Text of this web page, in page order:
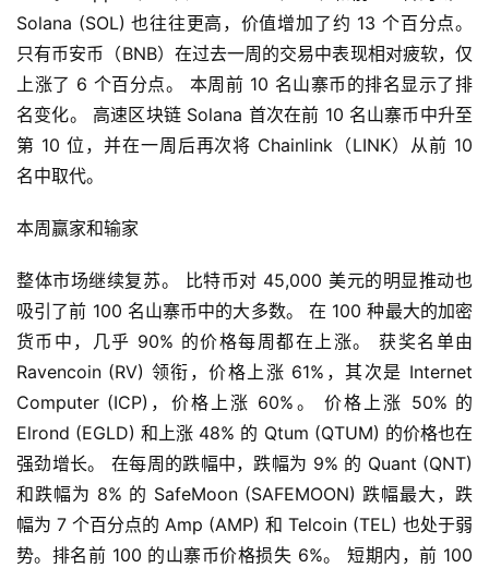
Solana (SOL) 也往往更高，价值增加了​​约 13 个百分点。
只有币安币（BNB）在过去一周的交易中表现相对疲软，仅
上涨了 6 个百分点。 本周前 10 名山寨币的排名显示了排
名变化。 高速区块链 Solana 首次在前 10 名山寨币中升至
第 10 位，并在一周后再次将 Chainlink（LINK）从前 10
名中取代。
本周赢家和输家
整体市场继续复苏。 比特币对 45,000 美元的明显推动也
吸引了前 100 名山寨币中的大多数。 在 100 种最大的加密
货币中，几乎 90% 的价格每周都在上涨。 获奖名单由
Ravencoin (RV) 领衔，价格上涨 61%，其次是 Internet
Computer (ICP)，价格上涨 60%。 价格上涨 50% 的
Elrond (EGLD) 和上涨 48% 的 Qtum (QTUM) 的价格也在
强劲增长。 在每周的跌幅中，跌幅为 9% 的 Quant (QNT)
和跌幅为 8% 的 SafeMoon (SAFEMOON) 跌幅最大，跌
幅为 7 个百分点的 Amp (AMP) 和 Telcoin (TEL) 也处于弱
势。排名前 100 的山寨币价格损失 6%。 短期内，前 100